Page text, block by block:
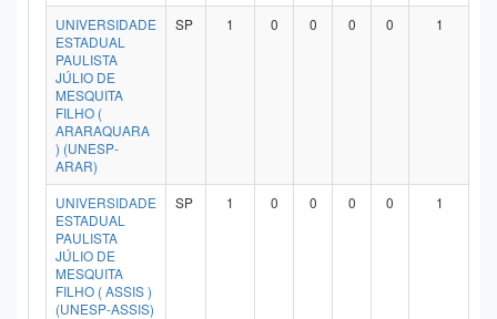
UNIVERSIDADE
ESTADUAL
PAULISTA
JÚLIO DE
MESQUITA
FILHO (
ARARAQUARA
) (UNESP-
ARAR)
SP 1 0 0 0 0 1
UNIVERSIDADE
ESTADUAL
PAULISTA
JÚLIO DE
MESQUITA
FILHO ( ASSIS )
(UNESP-ASSIS)
SP 1 0 0 0 0 1